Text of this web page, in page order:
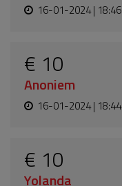
16-01-2024 | 18:46
€ 10
Anoniem
16-01-2024 | 18:44
€ 10
Yolanda